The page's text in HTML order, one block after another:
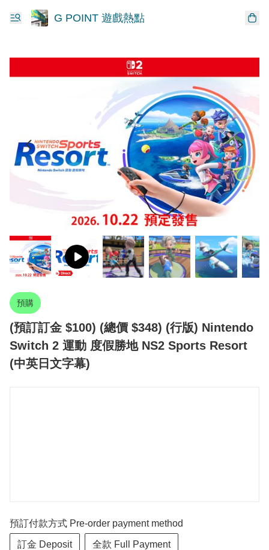
G POINT 遊戲熱點
預購
(預訂訂金 $100) (總價 $348) (行版) Nintendo
Switch 2 運動 度假勝地 NS2 Sports Resort
(中英日文字幕)
預訂付款方式 Pre-order payment method
訂金 Deposit 全款 Full Payment